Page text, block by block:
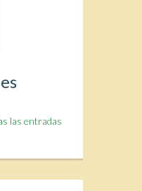
las entradas